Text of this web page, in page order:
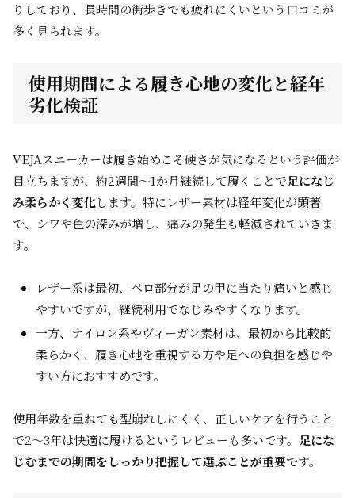
りしており、長時間の街歩きでも疲れにくいという口コミが
多く見られます。
使用期間による履き心地の変化と経年
劣化検証
VEJAスニーカーは履き始めこそ硬さが気になるという評価が
目立ちますが、約2週間〜1か月継続して履くことで足になじ
み柔らかく変化します。特にレザー素材は経年変化が顕著
で、シワや色の深みが増し、痛みの発生も軽減されていきま
す。
レザー系は最初、ベロ部分が足の甲に当たり痛いと感じ
やすいですが、継続利用でなじみやすくなります。
一方、ナイロン系やヴィーガン素材は、最初から比較的
柔らかく、履き心地を重視する方や足への負担を感じや
すい方におすすめです。
使用年数を重ねても型崩れしにくく、正しいケアを行うこと
で2〜3年は快適に履けるというレビューも多いです。 足にな
じむまでの期間をしっかり把握して選ぶことが重要です。